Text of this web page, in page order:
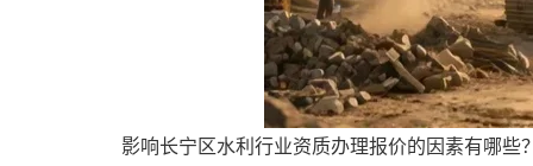
影响长宁区水利行业资质办理报价的因素有哪些